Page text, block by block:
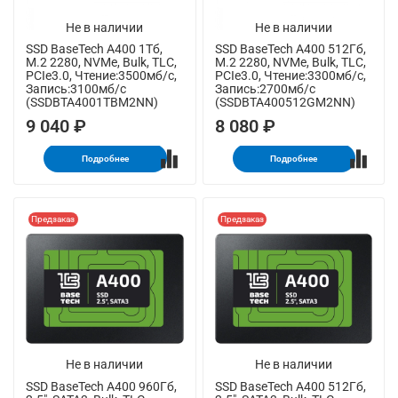
Не в наличии
SSD BaseTech A400 1Тб,
M.2 2280, NVMe, Bulk, TLC,
PCIe3.0, Чтение:3500мб/с,
Запись:3100мб/с
(SSDBTA4001TBM2NN)
9 040 ₽
Подробнее
Не в наличии
SSD BaseTech A400 512Гб,
M.2 2280, NVMe, Bulk, TLC,
PCIe3.0, Чтение:3300мб/с,
Запись:2700мб/с
(SSDBTA400512GM2NN)
8 080 ₽
Подробнее
Не в наличии
Предзаказ
SSD BaseTech A400 960Гб,
Не в наличии
Предзаказ
SSD BaseTech A400 512Гб,